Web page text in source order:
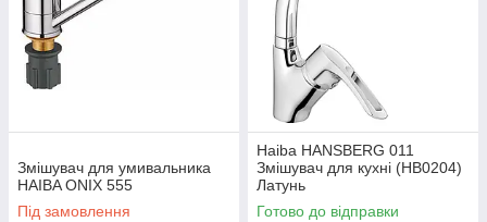
Змішувач для умивальника
HAIBA ONIX 555
Під замовлення
Haiba HANSBERG 011
Змішувач для кухні (HB0204)
Латунь
Готово до відправки